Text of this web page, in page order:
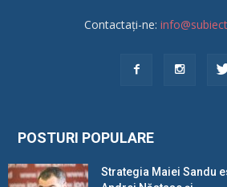
Contactați-ne:
POSTURI POPULARE
Strategia Maiei Sandu